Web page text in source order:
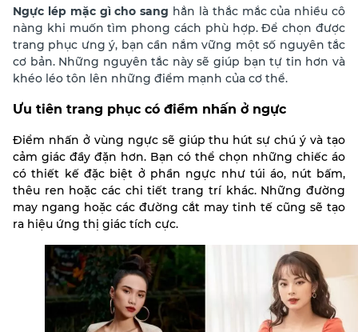
Ngực lép mặc gì cho sang hẳn là thắc mắc của nhiều cô
nàng khi muốn tìm phong cách phù hợp. Để chọn được
trang phục ưng ý, bạn cần nắm vững một số nguyên tắc
cơ bản. Những nguyên tắc này sẽ giúp bạn tự tin hơn và
khéo léo tôn lên những điểm mạnh của cơ thể.
Ưu tiên trang phục có điểm nhấn ở ngực
Điểm nhấn ở vùng ngực sẽ giúp thu hút sự chú ý và tạo
cảm giác đầy đặn hơn. Bạn có thể chọn những chiếc áo
có thiết kế đặc biệt ở phần ngực như túi áo, nút bấm,
thêu ren hoặc các chi tiết trang trí khác. Những đường
may ngang hoặc các đường cắt may tinh tế cũng sẽ tạo
ra hiệu ứng thị giác tích cực.